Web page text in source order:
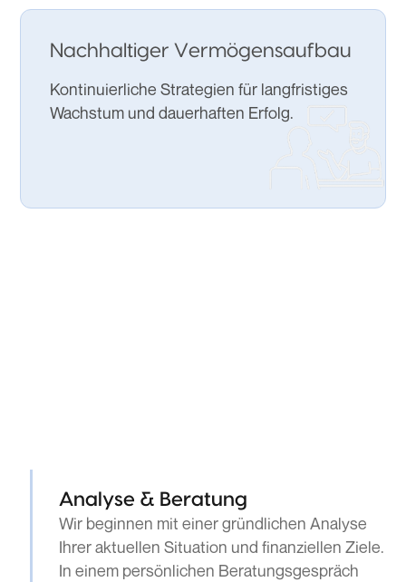
Nachhaltiger Vermögensaufbau
Kontinuierliche Strategien für langfristiges
Wachstum und dauerhaften Erfolg.
Analyse & Beratung
Wir beginnen mit einer gründlichen Analyse
Ihrer aktuellen Situation und finanziellen Ziele.
In einem persönlichen Beratungsgespräch